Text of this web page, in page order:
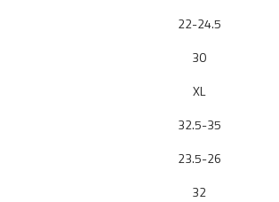
22-24.5
30
XL
32.5-35
23.5-26
32